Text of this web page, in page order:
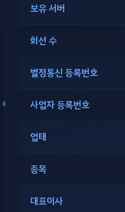
보유 서버
회선 수
별정통신 등록번호
사업자 등록번호
업태
종목
대표이사